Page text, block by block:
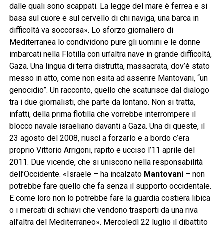
dalle quali sono scappati. La legge del mare è ferrea e si
basa sul cuore e sul cervello di chi naviga, una barca in
difficoltà va soccorsa». Lo sforzo giornaliero di
Mediterranea lo condividono pure gli uomini e le donne
imbarcati nella Flotilla con un’altra nave in grande difficoltà,
Gaza. Una lingua di terra distrutta, massacrata, dov’è stato
messo in atto, come non esita ad asserire Mantovani, “un
genocidio”. Un racconto, quello che scaturisce dal dialogo
tra i due giornalisti, che parte da lontano. Non si tratta,
infatti, della prima flotilla che vorrebbe interrompere il
blocco navale israeliano davanti a Gaza. Una di queste, il
23 agosto del 2008, riuscì a forzarlo e a bordo c’era
proprio Vittorio Arrigoni, rapito e ucciso l’11 aprile del
2011. Due vicende, che si uniscono nella responsabilità
dell’Occidente. «Israele – ha incalzato Mantovani– non
potrebbe fare quello che fa senza il supporto occidentale.
E come loro non lo potrebbe fare la guardia costiera libica
o i mercati di schiavi che vendono trasporti da una riva
all’altra del Mediterraneo». Mercoledì 22 luglio il dibattito